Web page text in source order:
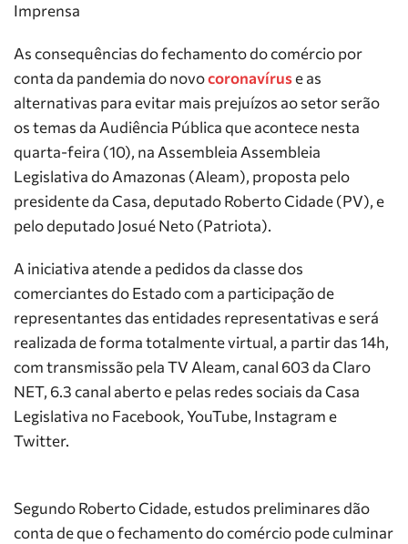
Imprensa
As consequências do fechamento do comércio por
conta da pandemia do novocoronavíruse as
alternativas para evitar mais prejuízos ao setor serão
os temas da Audiência Pública que acontece nesta
quarta-feira (10), na Assembleia Assembleia
Legislativa do Amazonas (Aleam), proposta pelo
presidente da Casa, deputado Roberto Cidade (PV), e
pelo deputado Josué Neto (Patriota).
A iniciativa atende a pedidos da classe dos
comerciantes do Estado com a participação de
representantes das entidades representativas e será
realizada de forma totalmente virtual, a partir das 14h,
com transmissão pela TV Aleam, canal 603 da Claro
NET, 6.3 canal aberto e pelas redes sociais da Casa
Legislativa no Facebook, YouTube, Instagram e
Twitter.
Segundo Roberto Cidade, estudos preliminares dão
conta de que o fechamento do comércio pode culminar